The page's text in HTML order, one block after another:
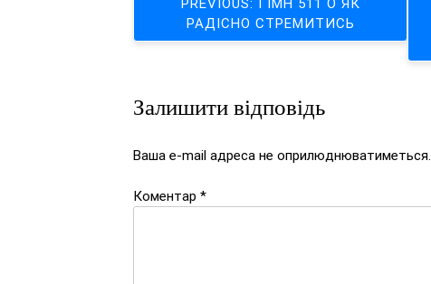
записів
PREVIOUS: ГІМН 511 О ЯК
РАДІСНО СТРЕМИТИСЬ
Залишити відповідь
Ваша e-mail адреса не оприлюднюватиметься.
Коментар *